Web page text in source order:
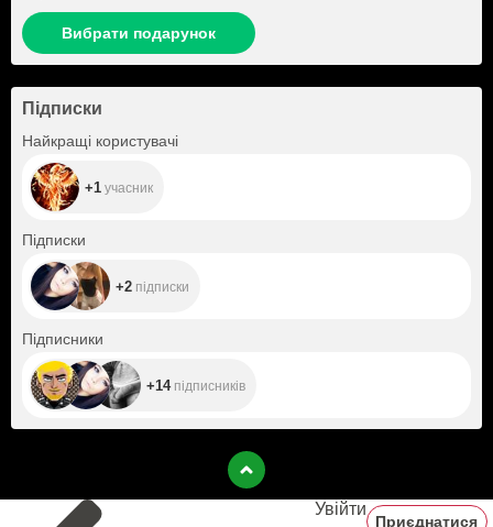
Вибрати подарунок
Підписки
Найкращі користувачі
+1
+1 учасник
Підписки
+2 підписки
Підписники
+14підписників
Увійти
Приєднатися